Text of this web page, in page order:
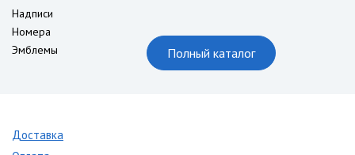
Надписи
Номера
Эмблемы
Полный каталог
Доставка